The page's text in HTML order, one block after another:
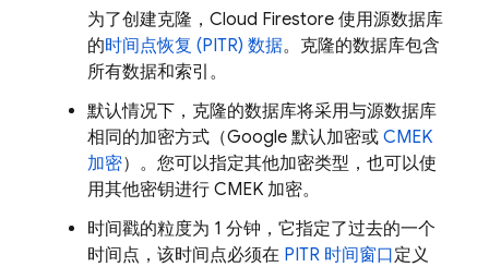
为了创建克隆， Cloud Firestore 使用源数据库
的时间点恢复 (PITR) 数据。克隆的数据库包含
所有数据和索引。
默认情况下，克隆的数据库将采用与源数据库
相同的加密方式（Google 默认加密或 CMEK
加密）。您可以指定其他加密类型，也可以使
用其他密钥进行 CMEK 加密。
时间戳的粒度为 1 分钟，它指定了过去的一个
时间点，该时间点必须在 PITR 时间窗口定义